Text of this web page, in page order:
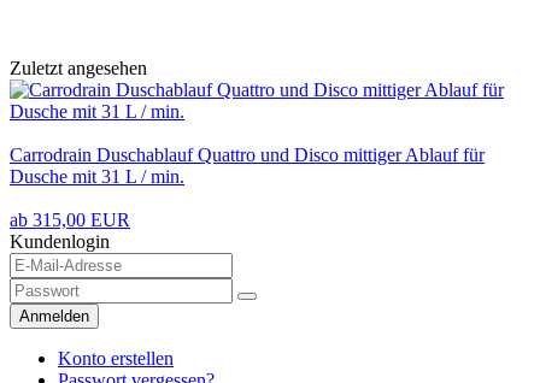
Zuletzt angesehen
Carrodrain Duschablauf Quattro und Disco mittiger Ablauf für
Dusche mit 31 L / min.
ab 315,00 EUR
Kundenlogin
Anmelden
Konto erstellen